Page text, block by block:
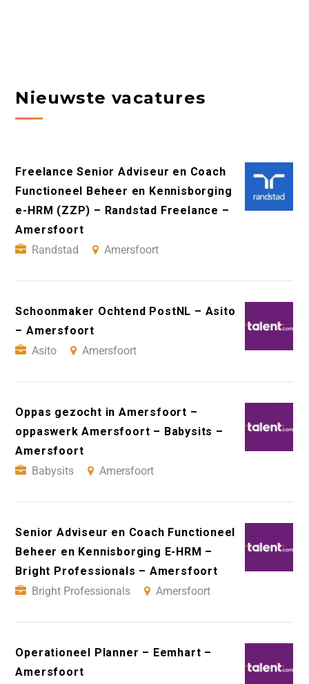
Nieuwste vacatures
Freelance Senior Adviseur en Coach
Functioneel Beheer en Kennisborging
e-HRM (ZZP) – Randstad Freelance –
Amersfoort
Randstad
Amersfoort
Schoonmaker Ochtend PostNL – Asito
– Amersfoort
Asito
Amersfoort
Oppas gezocht in Amersfoort –
oppaswerk Amersfoort – Babysits –
Amersfoort
Babysits
Amersfoort
Senior Adviseur en Coach Functioneel
Beheer en Kennisborging E-HRM –
Bright Professionals – Amersfoort
Bright Professionals
Amersfoort
Operationeel Planner – Eemhart –
Amersfoort